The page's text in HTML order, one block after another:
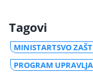
Tagovi
MINISTARTSVO
PROGRAM